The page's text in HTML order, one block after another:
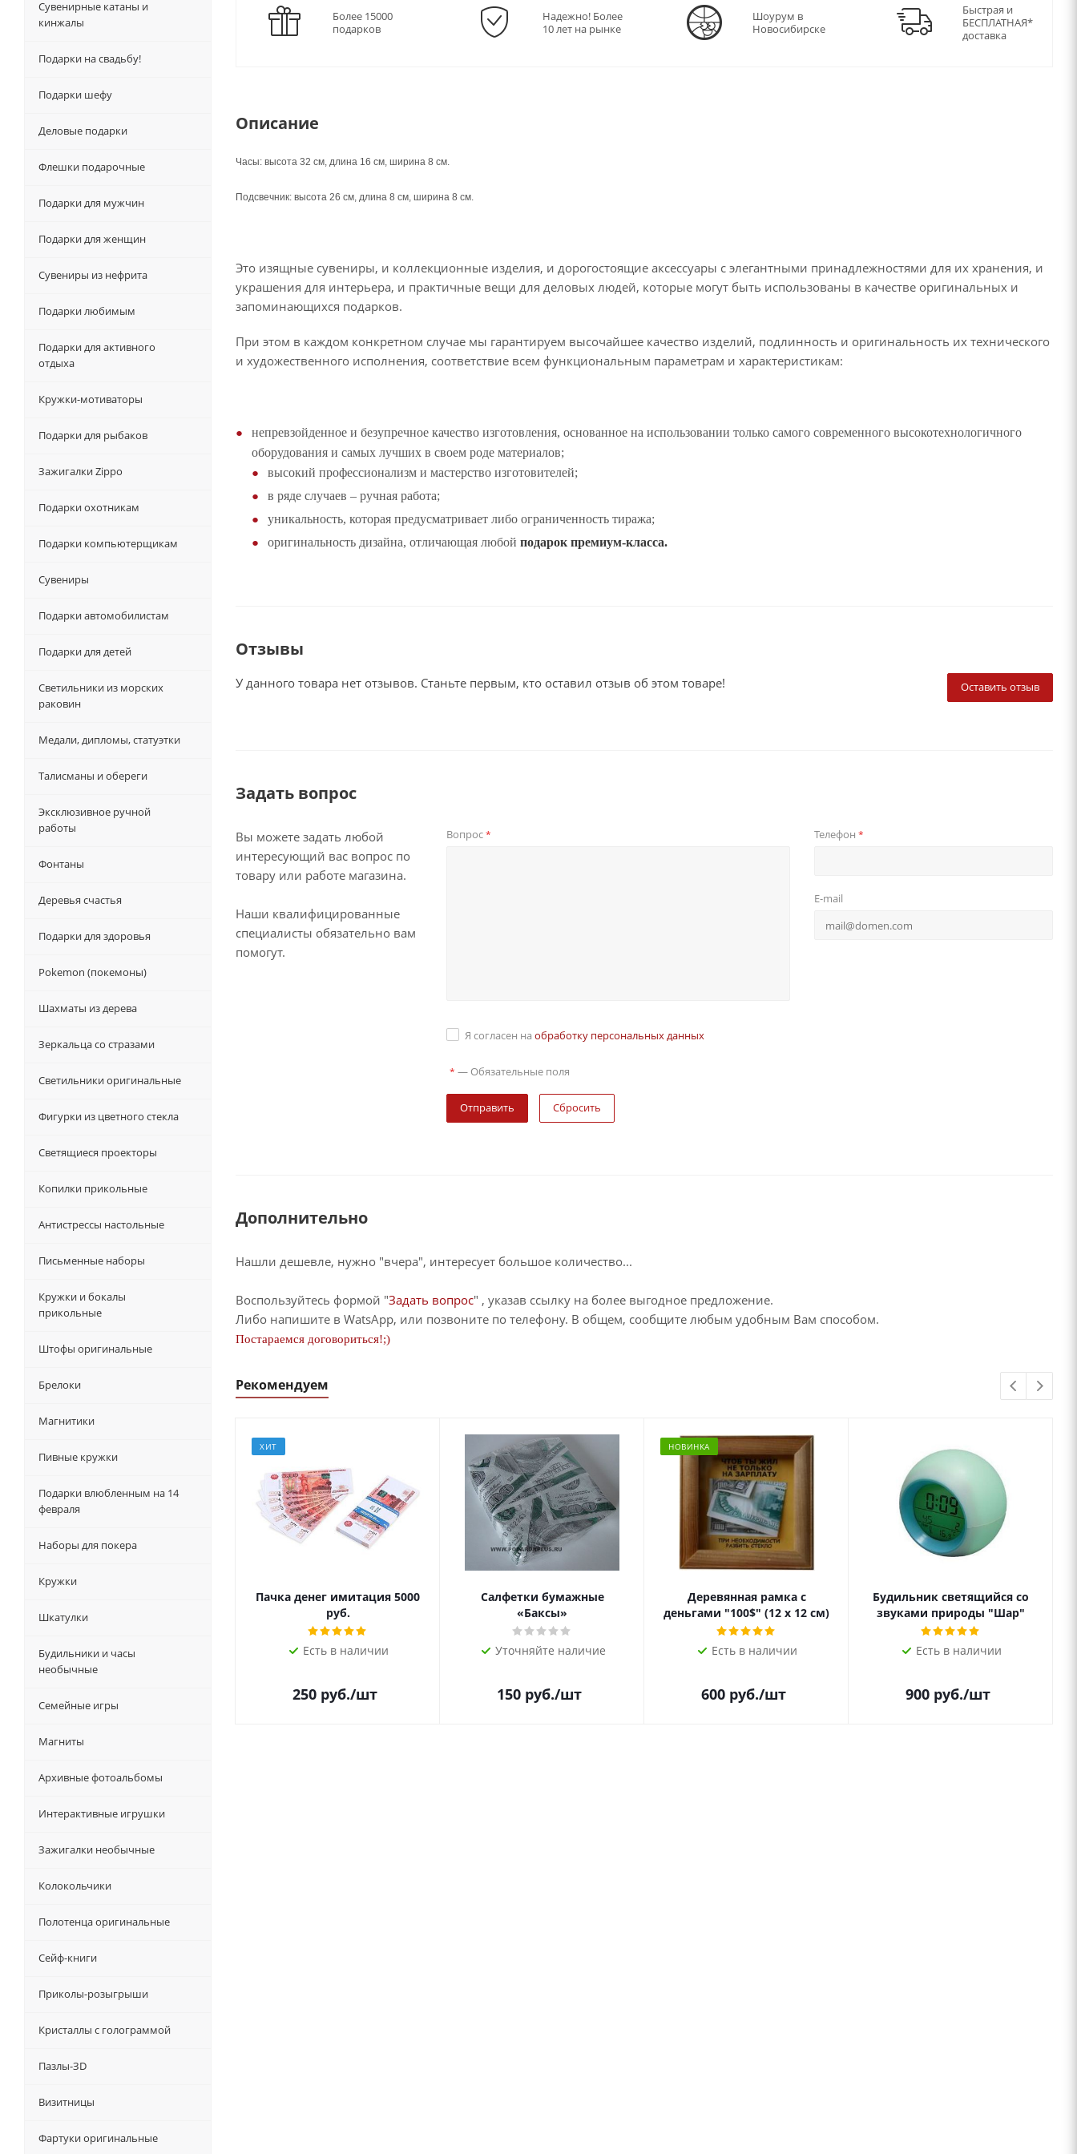
Более 15000
подарков
Надежно! Более
10 лет на рынке
Шоурум в
Новосибирске
Быстрая и
БЕСПЛАТНАЯ*
доставка
Описание
Часы: высота 32 см, длина 16 см, ширина 8 см.
Подсвечник: высота 26 см, длина 8 см, ширина 8 см.
Это изящные сувениры, и коллекционные изделия, и дорогостоящие аксессуары с элегантными принадлежностями для их хранения, и
украшения для интерьера, и практичные вещи для деловых людей, которые могут быть использованы в качестве оригинальных и
запоминающихся подарков.
При этом в каждом конкретном случае мы гарантируем высочайшее качество изделий, подлинность и оригинальность их технического
и художественного исполнения, соответствие всем функциональным параметрам и характеристикам:
непревзойденное и безупречное качество изготовления, основанное на использовании только самого современного высокотехнологичного
оборудования и самых лучших в своем роде материалов;
высокий профессионализм и мастерство изготовителей;
в ряде случаев – ручная работа;
уникальность, которая предусматривает либо ограниченность тиража;
оригинальность дизайна, отличающая любой подарок премиум-класса.
Отзывы
Оставить отзыв
У данного товара нет отзывов. Станьте первым, кто оставил отзыв об этом товаре!
Задать вопрос
Вы можете задать любой
интересующий вас вопрос по
товару или работе магазина.
Наши квалифицированные
специалисты обязательно вам
помогут.
Вопрос* Телефон *
E-mail
Я согласен на обработку персональных данных
* — Обязательные поля
Сбросить
Дополнительно
Нашли дешевле, нужно "вчера", интересует большое количество...
Воспользуйтесь формой "Задать вопрос" , указав ссылку на более выгодное предложение.
Либо напишите в WatsApp, или позвоните по телефону. В общем, сообщите любым удобным Вам способом.
Постараемся договориться!;)
Рекомендуем
ХИТ
Пачка денег имитация 5000
руб.
Есть в наличии
250 руб./шт
Салфетки бумажные
«Баксы»
Уточняйте наличие
150 руб./шт
НОВИНКА
Деревянная рамка с
деньгами "100$" (12 х 12 см)
Есть в наличии
600 руб./шт
Будильник светящийся со
звуками природы "Шар"
Есть в наличии
900 руб./шт
Сувенирные катаны и
кинжалы
Подарки на свадьбу!
Подарки шефу
Деловые подарки
Флешки подарочные
Подарки для мужчин
Подарки для женщин
Сувениры из нефрита
Подарки любимым
Подарки для активного
отдыха
Кружки-мотиваторы
Подарки для рыбаков
Зажигалки Zippo
Подарки охотникам
Подарки компьютерщикам
Сувениры
Подарки автомобилистам
Подарки для детей
Светильники из морских
раковин
Медали, дипломы, статуэтки
Талисманы и обереги
Эксклюзивное ручной
работы
Фонтаны
Деревья счастья
Подарки для здоровья
Pokemon (покемоны)
Шахматы из дерева
Зеркальца со стразами
Светильники оригинальные
Фигурки из цветного стекла
Светящиеся проекторы
Копилки прикольные
Антистрессы настольные
Письменные наборы
Кружки и бокалы
прикольные
Штофы оригинальные
Брелоки
Магнитики
Пивные кружки
Подарки влюбленным на 14
февраля
Наборы для покера
Кружки
Шкатулки
Будильники и часы
необычные
Семейные игры
Магниты
Архивные фотоальбомы
Интерактивные игрушки
Зажигалки необычные
Колокольчики
Полотенца оригинальные
Сейф-книги
Приколы-розыгрыши
Кристаллы с голограммой
Пазлы-ЗD
Визитницы
Фартуки оригинальные